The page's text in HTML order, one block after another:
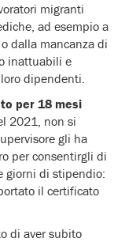
migranti
ad esempio a
dalla mancanza di
inattuabili e
dipendenti.
per 18 mesi
2021, non si
gli ha
per consentirgli di
giorni di stipendio:
il certificato
di aver subito